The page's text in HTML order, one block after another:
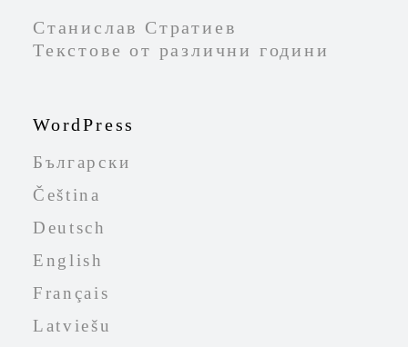
Текстове от различни години
WordPress
Български
Čeština
Deutsch
English
Français
Latviešu